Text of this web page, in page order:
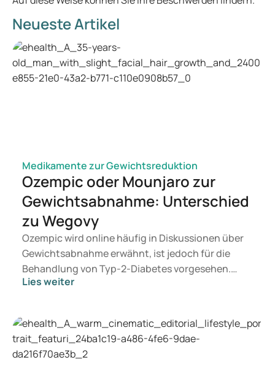
Neueste Artikel
Medikamente zur Gewichtsreduktion
Ozempic oder Mounjaro zur
Gewichtsabnahme: Unterschied
zu Wegovy
Ozempic wird online häufig in Diskussionen über
Gewichtsabnahme erwähnt, ist jedoch für die
Behandlung von Typ-2-Diabetes vorgesehen.
Wenn Sie eine Therapie zur Gewichtskontrolle
Sie geeignet ist, entscheidet ein Arzt auf
Grundlage Ihrer Gesundheit, Ihres BMI und Ihres
Medikamentenkonsums.
Lies weiter